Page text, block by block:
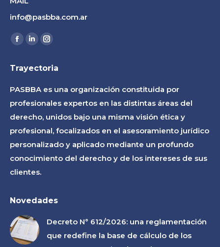
info@pasbba.com.ar
Find us on:
Facebook
opens
window
Linkedin
opens
window
Instagram
opens
window
Trayectoria
PASBBA es una organización constituida por
profesionales expertos en las distintas áreas del
derecho, unidos bajo una misma visión ética y
profesional, focalizados en el asesoramiento jurídico
personalizado y aplicado mediante un profundo
conocimiento del derecho y de los intereses de sus
clientes.
Novedades
Decreto N° 612/2026: una reglamentación
que redefine la base de cálculo de los